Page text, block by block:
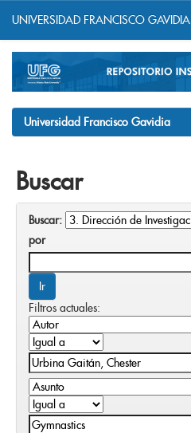
navigation
UNIVERSIDAD FRANCISCO GAVIDIA
Universidad Francisco Gavidia
Buscar
Buscar:
por
Filtros actuales: